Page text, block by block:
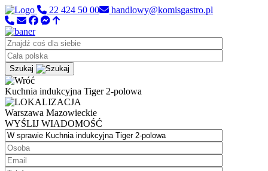
22 424 50 00 handlowy@komisgastro.pl
Szukaj
Kuchnia indukcyjna Tiger 2-polowa
Warszawa Mazowieckie
WYŚLIJ WIADOMOŚĆ